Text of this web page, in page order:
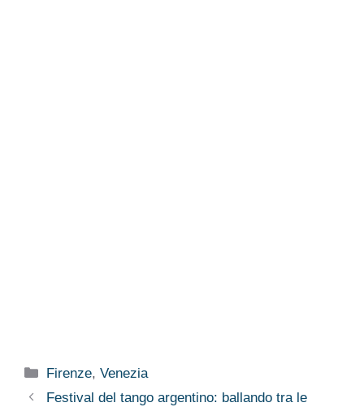
Categorie
Firenze,Venezia
Festival del tango argentino: ballando tra le